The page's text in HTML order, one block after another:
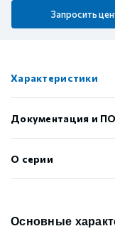
Запросить
Характеристики
Документация и ПО
О серии
Основные